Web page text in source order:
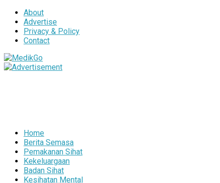
About
Advertise
Privacy & Policy
Contact
Home
Berita Semasa
Pemakanan Sihat
Kekeluargaan
Badan Sihat
Kesihatan Mental